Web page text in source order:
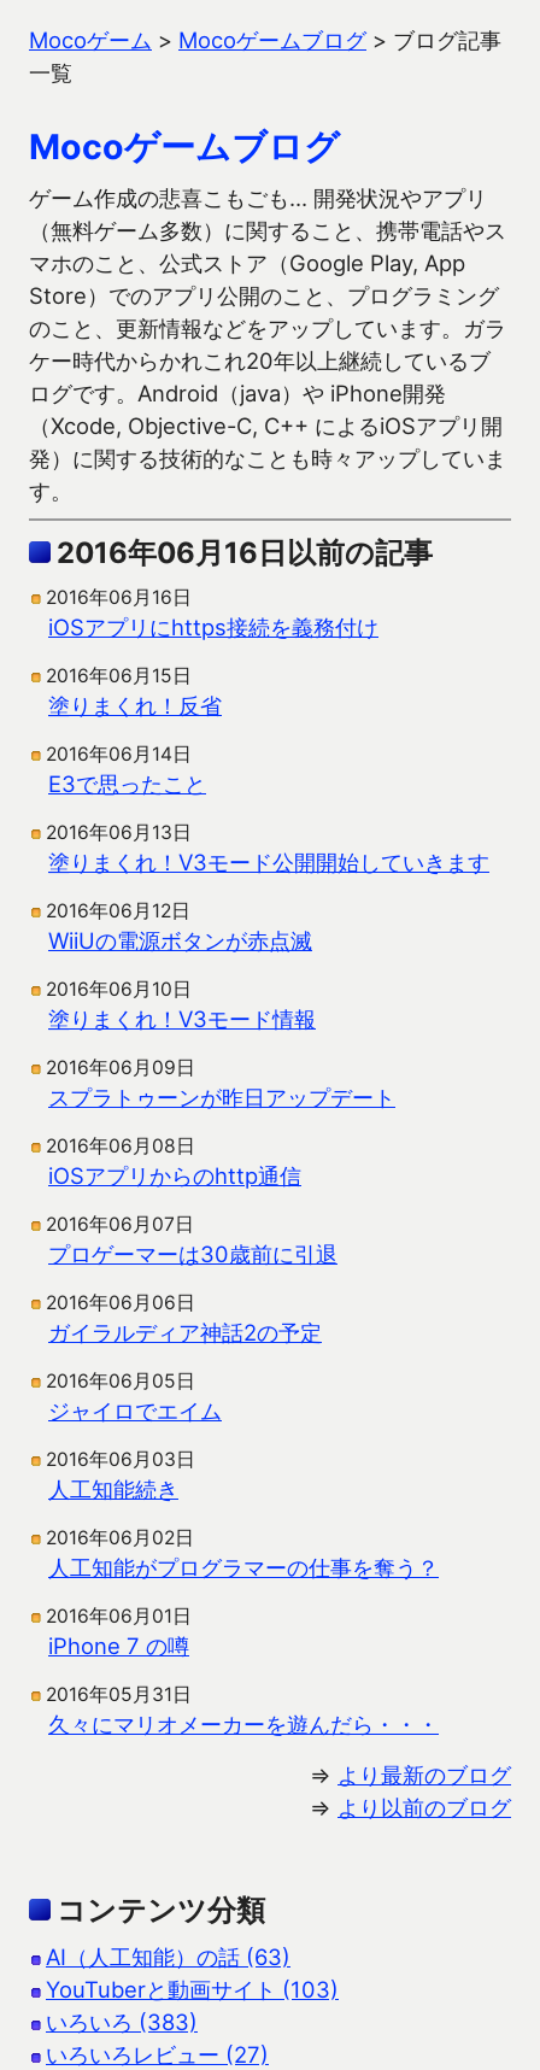
Mocoゲーム > Mocoゲームブログ> ブログ記事
一覧
Mocoゲームブログ
ゲーム作成の悲喜こもごも… 開発状況やアプリ
（無料ゲーム多数）に関すること、携帯電話やス
マホのこと、公式ストア（Google Play, App
Store）でのアプリ公開のこと、プログラミング
のこと、更新情報などをアップしています。ガラ
ケー時代からかれこれ20年以上継続しているブ
ログです。Android（java）や iPhone開発
（Xcode, Objective-C, C++ によるiOSアプリ開
発）に関する技術的なことも時々アップしていま
す。
2016年06月16日以前の記事
2016年06月16日
iOSアプリにhttps接続を義務付け
2016年06月15日
塗りまくれ！反省
2016年06月14日
E3で思ったこと
2016年06月13日
塗りまくれ！V3モード公開開始していきます
2016年06月12日
WiiUの電源ボタンが赤点滅
2016年06月10日
塗りまくれ！V3モード情報
2016年06月09日
スプラトゥーンが昨日アップデート
2016年06月08日
iOSアプリからのhttp通信
2016年06月07日
プロゲーマーは30歳前に引退
2016年06月06日
ガイラルディア神話2の予定
2016年06月05日
ジャイロでエイム
2016年06月03日
人工知能続き
2016年06月02日
人工知能がプログラマーの仕事を奪う？
2016年06月01日
iPhone 7 の噂
2016年05月31日
久々にマリオメーカーを遊んだら・・・
⇒ より最新のブログ
⇒ より以前のブログ
コンテンツ分類
AI（人工知能）の話 (63)
YouTuberと動画サイト (103)
いろいろ (383)
いろいろレビュー (27)